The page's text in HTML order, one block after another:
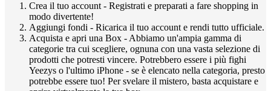
Crea il tuo account - Registrati e preparati a fare shopping in
modo divertente!
Aggiungi fondi - Ricarica il tuo account e rendi tutto ufficiale.
Acquista e apri una Box - Abbiamo un'ampia gamma di
categorie tra cui scegliere, ognuna con una vasta selezione di
prodotti che potresti vincere. Potrebbero essere i più fighi
Yeezys o l'ultimo iPhone - se è elencato nella categoria, presto
potrebbe essere tuo! Per svelare il mistero, basta acquistare e